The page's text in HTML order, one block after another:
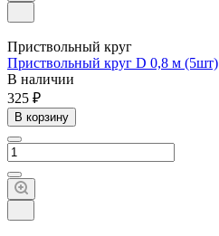
Приствольный круг
Приствольный круг D 0,8 м (5шт)
В наличии
325 ₽
В корзину